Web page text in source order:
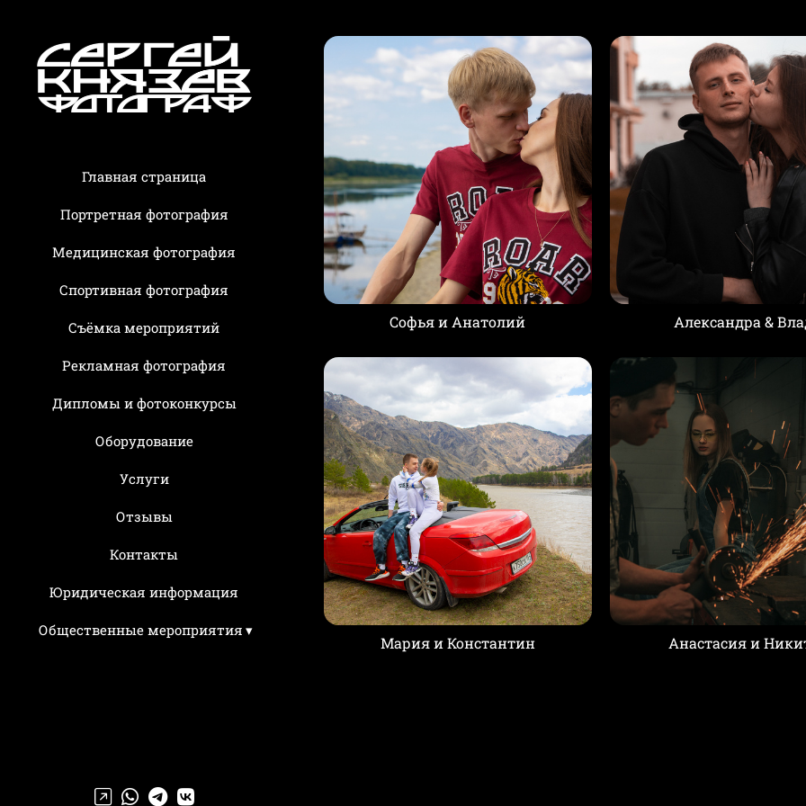
Главная страница
Портретная фотография
Медицинская фотография
Спортивная фотография
Съёмка мероприятий
Рекламная фотография
Дипломы и фотоконкурсы
Оборудование
Услуги
Отзывы
Контакты
Юридическая информация
Общественные мероприятия
Софья и Анатолий Александра &
Мария и Константин Анастасия и